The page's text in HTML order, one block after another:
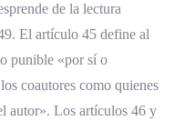
el autor del
autor y partícipe
de la lectura
El artículo 45 define al
punible «por sí o
coautores como quienes
autor». Los artículos 46 y